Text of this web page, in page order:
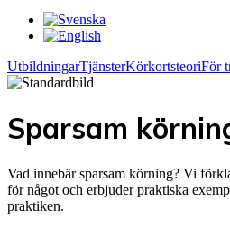
UtbildningarTjänsterKörkortsteoriFör
Sparsam
Vad innebär sparsam körning? Vi
för något och erbjuder praktiska
praktiken.